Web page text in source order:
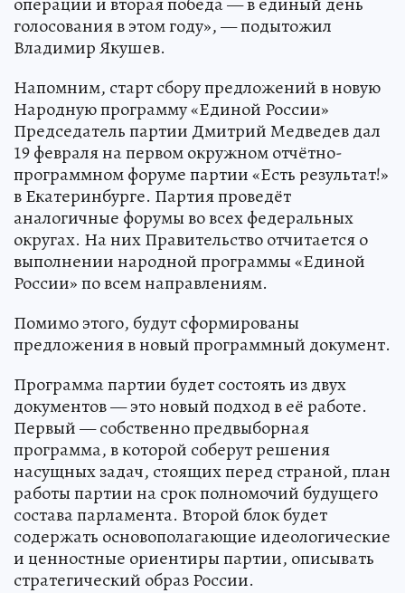
голосования в этом году», — подытожил
Владимир Якушев.
Напомним, старт сбору предложений в новую
Народную программу «Единой России»
Председатель партии Дмитрий Медведев дал
19 февраля на первом окружном отчётно-
программном форуме партии «Есть результат!»
в Екатеринбурге. Партия проведёт
аналогичные форумы во всех федеральных
округах. На них Правительство отчитается о
выполнении народной программы «Единой
России» по всем направлениям.
Помимо этого, будут сформированы
предложения в новый программный документ.
Программа партии будет состоять из двух
документов — это новый подход в её работе.
Первый — собственно предвыборная
программа, в которой соберут решения
насущных задач, стоящих перед страной, план
работы партии на срок полномочий будущего
состава парламента. Второй блок будет
содержать основополагающие идеологические
и ценностные ориентиры партии, описывать
стратегический образ России.